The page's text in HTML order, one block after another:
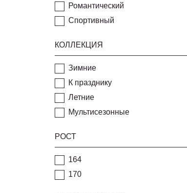
Романтический
Спортивный
КОЛЛЕКЦИЯ
Зимние
К празднику
Летние
Мультисезонные
РОСТ
164
170